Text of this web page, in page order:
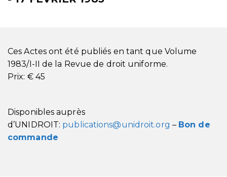
Ces Actes ont été publiés en tant que Volume
1983/I-II de la Revue de droit uniforme.
Prix: € 45
Disponibles auprès
d’UNIDROIT: publications@unidroit.org – Bon de
commande